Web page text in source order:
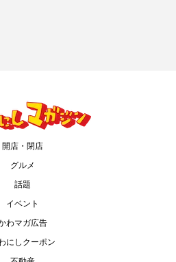
開店・閉店
グルメ
話題
イベント
わマガ広告
にしクーポン